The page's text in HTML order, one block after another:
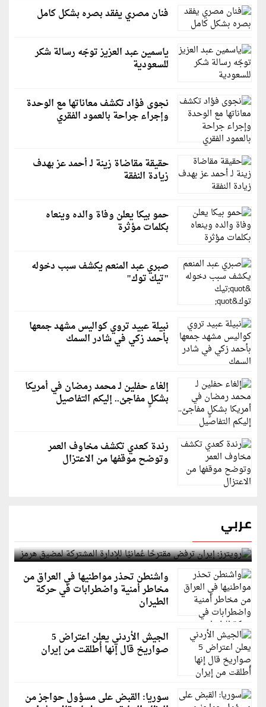
فنان مصري يفقد بصره بشكل كامل
ياسمين عبد العزيز توجّه رسالة شكر
للسعودية
نجوى فؤاد تكشف معاناتها مع الوحدة
وإجراء جراحة بالعمود الفقري
حقيقة مقاضاة زينة لـ أحمد عز بهدف
زيادة النفقة
حمو بيكا يعلن وفاة والده وينعاه
بكلمات مؤثرة
صبري عبد المنعم يكشف سبب دخوله
"تيك توك"
نبيلة عبيد تروي كواليس مشهد جمعها
بأحمد زكي في شادر السمك
إلغاء حفلين لـ محمد رمضان في أمريكا
بشكلٍ مفاجئ.. إليكم التفاصيل
رندة كعدي تكشف مخاوف العمر
وتوضح موقفها من الاعتزال
عربي
رويترز: إيران ترفض مقترحًا عُمانيًا للإدارة المشتركة
لمضيق هرمز
واشنطن تحذر مواطنيها في العراق من
مخاطر أمنية واضطرابات في حركة
الطيران
الجيش الأردني يعلن اعتراض 5
صواريخ قال إنها أُطلقت من إيران
سوريا: القبض على مسؤول حواجز من